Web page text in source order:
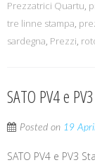
Prezzatrici Quartu,
tre linne stampa,
sardegna, Prezzi,
SATO PV4 e
Posted on 19
SATO PV4 e PV3